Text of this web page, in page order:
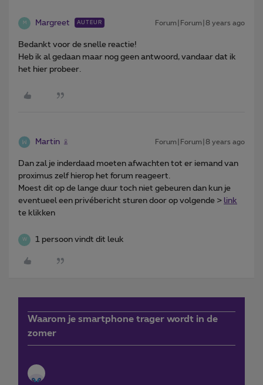
M Margreet AUTEUR Forum|Forum|8 years ago
Bedankt voor de snelle reactie!
Heb ik al gedaan maar nog geen antwoord, vandaar dat ik
het hier probeer.
Martin Forum|Forum|8 years ago
Dan zal je inderdaad moeten afwachten tot er iemand van
proximus zelf hierop het forum reageert.
Moest dit op de lange duur toch niet gebeuren dan kun je
eventueel een privébericht sturen door op volgende > link
te klikken
W 1 persoon vindt dit leuk
Waarom je smartphone trager wordt in de
zomer